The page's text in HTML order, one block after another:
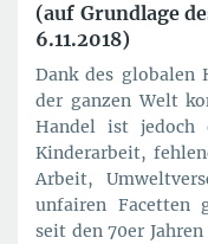
(auf Grundlage
6.11.2018)
Dank des globalen
der ganzen Welt
Handel ist
Kinderarbeit,
Arbeit,
unfairen Facetten
seit den 70er